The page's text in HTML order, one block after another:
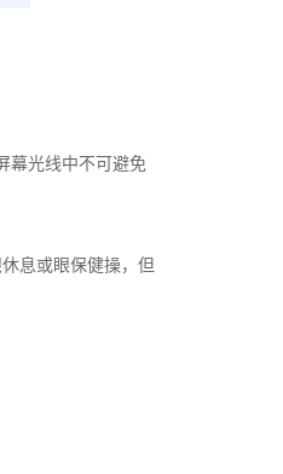
幕光线中不可避免
息或眼保健操，但